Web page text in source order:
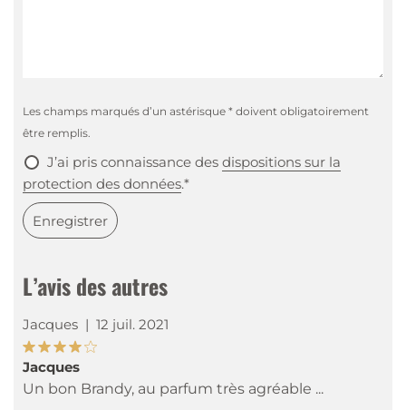
L’avis des autres
Jacques | 12 juil. 2021
Jacques
Un bon Brandy, au parfum très agréable ...
Les champs marqués d’un astérisque * doivent obligatoirement
être remplis.
J’ai pris connaissance des dispositions sur la
protection des données.*
Enregistrer